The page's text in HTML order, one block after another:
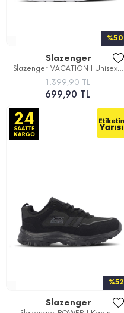
%50
Slazenger
Slazenger VACATION I Unisex...
1.399,90 TL
699,90 TL
%52
Slazenger